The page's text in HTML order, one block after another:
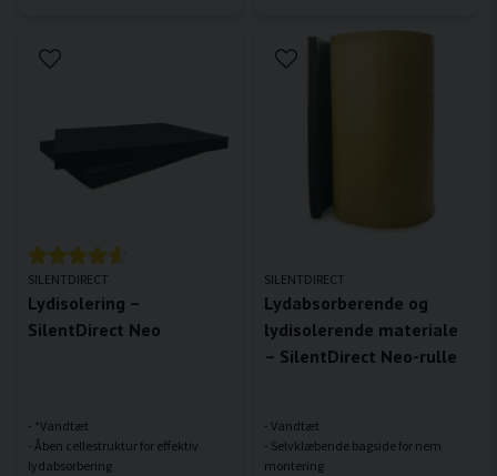
SILENTDIRECT
Lydisolering –
SilentDirect Neo
- *Vandtæt
- Åben cellestruktur for effektiv
lydabsorbering
SILENTDIRECT
Lydabsorberende og
lydisolerende materiale
– SilentDirect Neo-rulle
- Vandtæt
- Selvklæbende bagside for nem
montering